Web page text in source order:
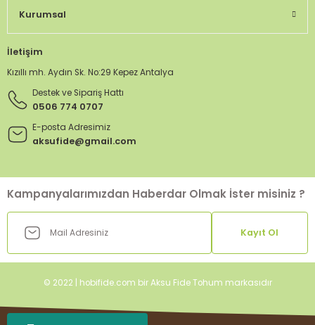
Kurumsal
İletişim
Kızıllı mh. Aydın Sk. No:29 Kepez Antalya
Destek ve Sipariş Hattı
0506 774 0707
E-posta Adresimiz
aksufide@gmail.com
Kampanyalarımızdan Haberdar Olmak İster misiniz ?
Kayıt Ol
© 2022 | hobifide.com bir Aksu Fide Tohum markasıdır